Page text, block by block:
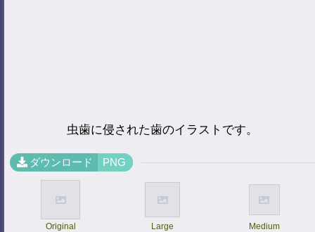
虫歯に侵された歯のイラストです。
ダウンロード PNG
Original Large Medium